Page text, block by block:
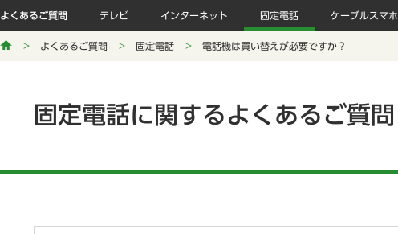
よくあるご質問 テレビ インターネット 固定電話 ケーブルスマホ
よくあるご質問 固定電話 電話機は買い替えが必要ですか？
固定電話に関するよくあるご質問